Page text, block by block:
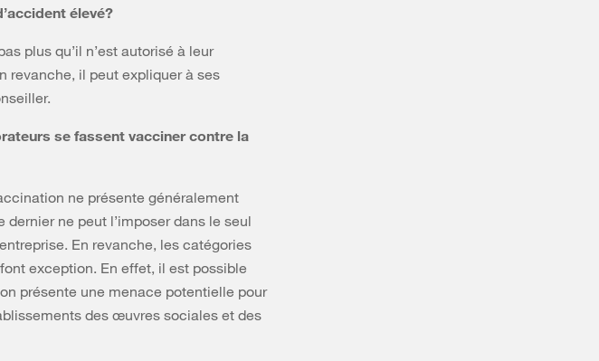
élevé?
plus qu’il n’est autorisé à leur
revanche, il peut expliquer à ses
se fassent vacciner contre la
ne présente généralement
ne peut l’imposer dans le seul
En revanche, les catégories
exception. En effet, il est possible
présente une menace potentielle pour
des œuvres sociales et des